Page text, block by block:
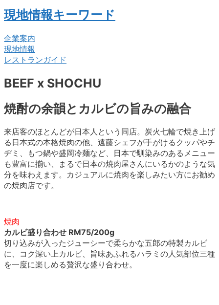
現地情報キーワード
企業案内
現地情報
レストランガイド
BEEF x SHOCHU
焼酎の余韻とカルビの旨みの融合
来店客のほとんどが日本人という同店。炭火七輪で焼き上げ
る日本式の本格焼肉の他、遠藤シェフが手がけるクッパやチ
ヂミ、もつ鍋や盛岡冷麺など、日本で馴染みのあるメニュー
も豊富に揃い、まるで日本の焼肉屋さんにいるかのような気
分を味わえます。カジュアルに焼肉を楽しみたい方にお勧め
の焼肉店です。
焼肉
カルビ盛り合わせ RM75/200g
切り込みが入ったジューシーで柔らかな五郎の特製カルビ
に、コク深い上カルビ、旨味あふれるハラミの人気部位三種
を一度に楽しめる贅沢な盛り合わせ。